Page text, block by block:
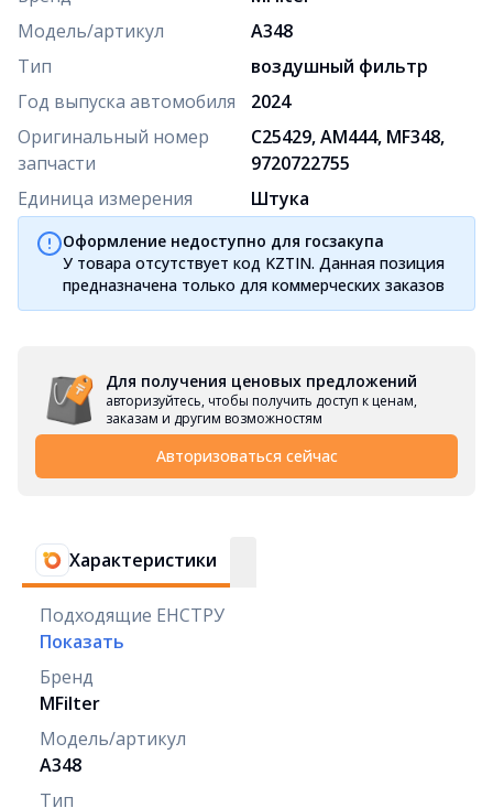
Модель/артикул
A348
Тип
воздушный фильтр
Год выпуска автомобиля
2024
Оригинальный номер
запчасти
C25429, AM444, MF348,
9720722755
Единица измерения
Штука
Оформление недоступно для госзакупа
У товара отсутствует код KZTIN. Данная позиция
предназначена только для коммерческих заказов
Для получения ценовых предложений
авторизуйтесь, чтобы получить доступ к ценам,
заказам и другим возможностям
Авторизоваться сейчас
Характеристики
Подходящие ЕНСТРУ
Показать
Бренд
MFilter
Модель/артикул
A348
Тип